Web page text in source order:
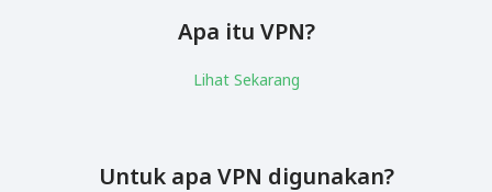
Apa itu VPN?
Lihat Sekarang
Untuk apa VPN digunakan?